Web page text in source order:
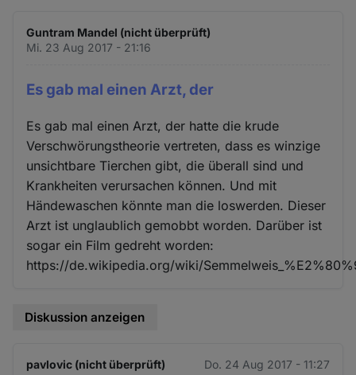
Guntram Mandel (nicht überprüft)
Mi. 23 Aug 2017 - 21:16
Es gab mal einen Arzt, der
Es gab mal einen Arzt, der hatte die krude
Verschwörungstheorie vertreten, dass es winzige
unsichtbare Tierchen gibt, die überall sind und
Krankheiten verursachen können. Und mit
Händewaschen könnte man die loswerden. Dieser
Arzt ist unglaublich gemobbt worden. Darüber ist
sogar ein Film gedreht worden:
https://de.wikipedia.org/wiki/
Diskussion anzeigen
pavlovic (nicht überprüft) Do. 24 Aug 2017 - 11:27